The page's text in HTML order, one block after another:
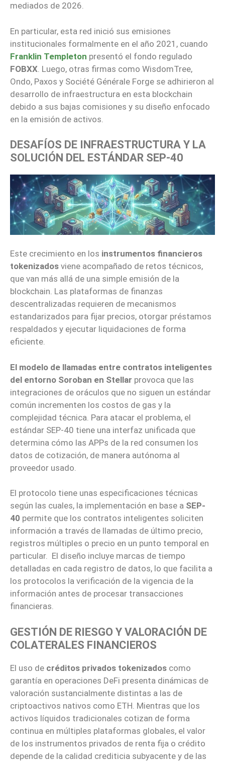
mediados de 2026.
En particular, esta red inició sus emisiones
institucionales formalmente en el año 2021, cuando
Franklin Templeton presentó el fondo regulado
FOBXX . Luego, otras firmas como WisdomTree,
Ondo, Paxos y Société Générale Forge se adhirieron al
desarrollo de infraestructura en esta blockchain
debido a sus bajas comisiones y su diseño enfocado
en la emisión de activos.
DESAFÍOS DE INFRAESTRUCTURA Y LA
SOLUCIÓN DEL ESTÁNDAR SEP-40
Este crecimiento en los instrumentos financieros
tokenizados viene acompañado de retos técnicos,
que van más allá de una simple emisión de la
blockchain. Las plataformas de finanzas
descentralizadas requieren de mecanismos
estandarizados para fijar precios, otorgar préstamos
respaldados y ejecutar liquidaciones de forma
eficiente.
El modelo de llamadas entre contratos inteligentes
del entorno Soroban en Stellar provoca que las
integraciones de oráculos que no siguen un estándar
común incrementen los costos de gas y la
complejidad técnica. Para atacar el problema, el
estándar SEP-40 tiene una interfaz unificada que
determina cómo las APPs de la red consumen los
datos de cotización, de manera autónoma al
proveedor usado.
El protocolo tiene unas especificaciones técnicas
según las cuales, la implementación en base a SEP-
40 permite que los contratos inteligentes soliciten
información a través de llamadas de último precio,
registros múltiples o precio en un punto temporal en
particular. El diseño incluye marcas de tiempo
detalladas en cada registro de datos, lo que facilita a
los protocolos la verificación de la vigencia de la
información antes de procesar transacciones
financieras.
GESTIÓN DE RIESGO Y VALORACIÓN DE
COLATERALES FINANCIEROS
El uso de créditos privados tokenizados como
garantía en operaciones DeFi presenta dinámicas de
valoración sustancialmente distintas a las de
criptoactivos nativos como ETH. Mientras que los
activos líquidos tradicionales cotizan de forma
continua en múltiples plataformas globales, el valor
de los instrumentos privados de renta fija o crédito
depende de la calidad crediticia subyacente y de las